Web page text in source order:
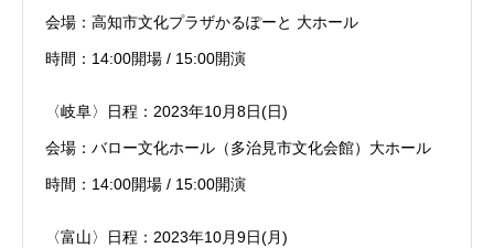
会場：高知市文化プラザかるぽーと 大ホール
時間：14:00開場 / 15:00開演
〈岐阜〉日程：2023年10月8日(日)
会場：バロー文化ホール（多治見市文化会館）大ホール
時間：14:00開場 / 15:00開演
〈富山〉日程：2023年10月9日(月)